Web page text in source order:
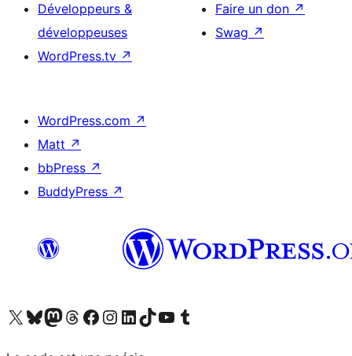
Développeurs &
développeuses
WordPress.tv ↗
Faire un don ↗
Swag ↗
WordPress.com ↗
Matt ↗
bbPress ↗
BuddyPress ↗
Visitez notre compte X (précédemment Twitter)
Visiter notre compte Bluesky
Visiter notre compte Mastodon
Visiter notre compte Threads
Consulter notre compte Facebook
Consulter notre compte Instagram
Consulter notre compte LinkedIn
Visiter notre compte TokTok
Visiter notre chaîne YouTube
Visiter notre compte Tumblr